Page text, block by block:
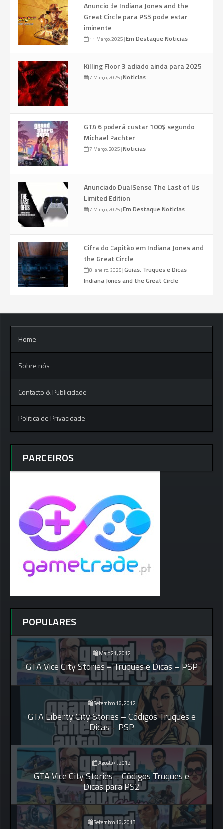
Anuncio de Indiana Jones and the
Great Circle para PS5 pode estar
iminente
11 Março, 2025|Em Destaque Noticias
Killing Floor 3 adiado ainda para 2025
7 Março, 2025|Noticias
GTA 6 poderá custar 100$ segundo
Michael Pachter
7 Março, 2025|Noticias
Anunciado DualSense The Last of Us
Limited Edition
7 Março, 2025|Em Destaque Noticias
Cifra do Capitão em Indiana Jones and
the Great Circle
8 Janeiro, 2025|Guias, Truques e Dicas
Indiana Jones and the Great Circle
Home
Sobre nós
Contacto & Publicidade
Politica de Privacidade
PARCEIROS
POPULARES
Maio 21, 2012
GTA Vice City Stories – Truques e Dicas – PSP
Setembro 16, 2012
GTA Liberty City Stories – Códigos Truques e
Dicas – PSP
Agosto 4, 2012
GTA Vice City Stories – Códigos Truques e
Dicas para PS2
Setembro 16, 2013